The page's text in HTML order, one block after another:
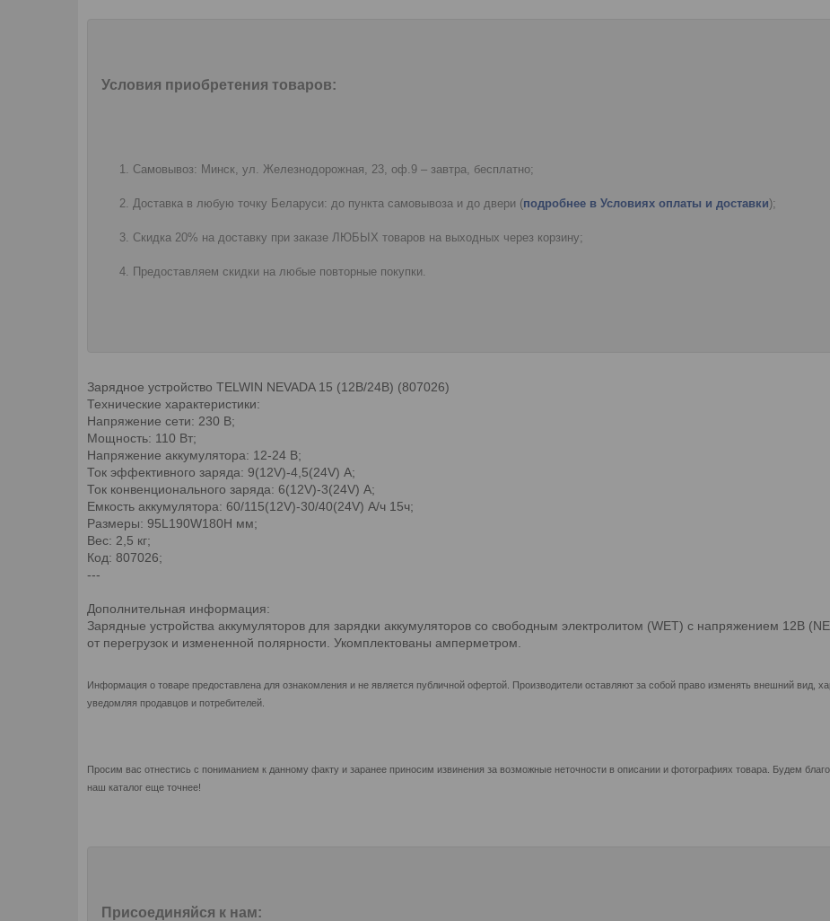
Условия приобретения товаров:
Самовывоз: Минск, ул. Железнодорожная, 23, оф.9 – завтра, бесплатно;
Доставка в любую точку Беларуси: до пункта самовывоза и до двери (подробнее в Условиях оплаты и доставки);
Скидка 20% на доставку при заказе ЛЮБЫХ товаров на выходных через корзину;
Предоставляем скидки на любые повторные покупки.
Зарядное устройство TELWIN NEVADA 15 (12В/24В) (807026)
Технические характеристики:
Напряжение сети: 230 В;
Мощность: 110 Вт;
Напряжение аккумулятора: 12-24 В;
Ток эффективного заряда: 9(12V)-4,5(24V) А;
Ток конвенционального заряда: 6(12V)-3(24V) А;
Емкость аккумулятора: 60/115(12V)-30/40(24V) А/ч 15ч;
Размеры: 95L190W180H мм;
Вес: 2,5 кг;
Код: 807026;
---
Дополнительная информация:
Зарядные устройства аккумуляторов для зарядки аккумуляторов со свободным электролитом (WET) с напряжением 12В
от перегрузок и измененной полярности. Укомплектованы амперметром.
Информация о товаре предоставлена для ознакомления и не является публичной офертой. Производители оставляют за собой право изменять внешний вид,
уведомляя продавцов и потребителей.
Просим вас отнестись с пониманием к данному факту и заранее приносим извинения за возможные неточности в описании и фотографиях товара. Будем
наш каталог еще точнее!
Присоединяйся к нам: